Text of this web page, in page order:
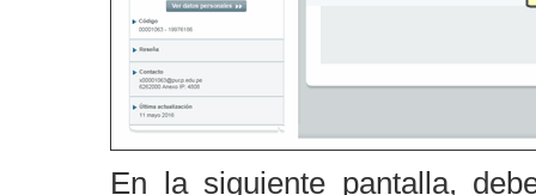
En la siguiente pantalla,